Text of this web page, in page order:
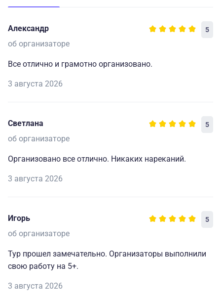
Александр 5
об организаторе
Все отлично и грамотно организовано.
3 августа 2026
Светлана 5
об организаторе
Организовано все отлично. Никаких нареканий.
3 августа 2026
Игорь 5
об организаторе
Тур прошел замечательно. Организаторы выполнили
свою работу на 5+.
3 августа 2026